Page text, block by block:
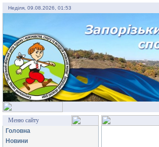
Неділя, 09.08.2026, 01:53
Меню сайту
Головна
Новини